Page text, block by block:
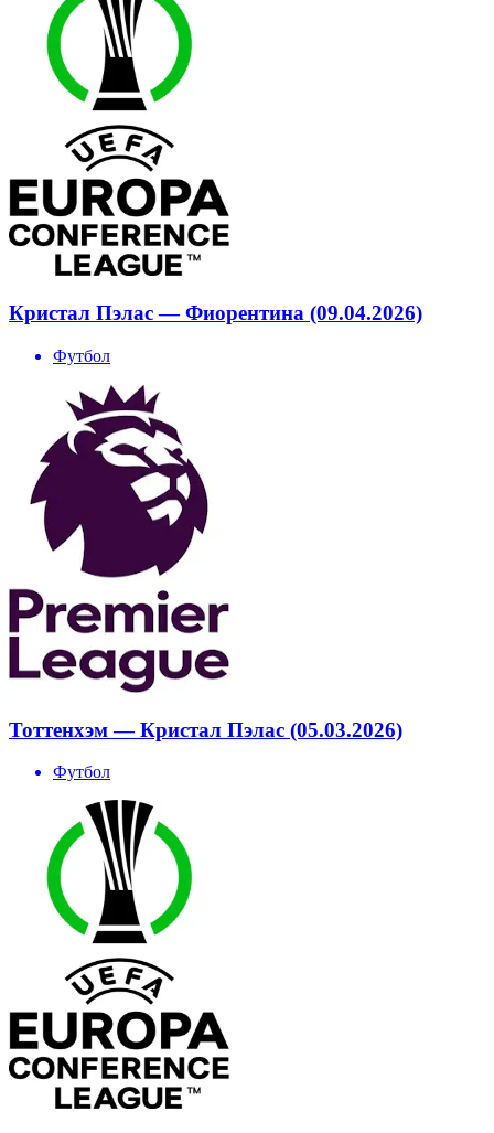
Кристал Пэлас — Фиорентина (09.04.2026)
Футбол
Тоттенхэм — Кристал Пэлас (05.03.2026)
Футбол